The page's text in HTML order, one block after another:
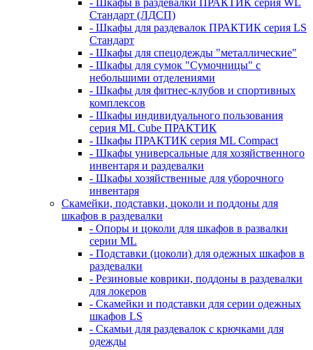
- Шкафы в раздевалки ПРАКТИК серия WL
Стандарт (ЛДСП)
- Шкафы для раздевалок ПРАКТИК серия LS
Стандарт
- Шкафы для спецодежды "металлические"
- Шкафы для сумок "Сумочницы" с
небольшими отделениями
- Шкафы для фитнес-клубов и спортивных
комплексов
- Шкафы индивидуального пользования
серия ML Cube ПРАКТИК
- Шкафы ПРАКТИК серия ML Compact
- Шкафы универсальные для хозяйственного
инвентаря и раздевалки
- Шкафы хозяйственные для уборочного
инвентаря
Скамейки, подставки, цоколи и поддоны для
шкафов в раздевалки
- Опоры и цоколи для шкафов в развалки
серии ML
- Подставки (цоколи) для одежных шкафов в
раздевалки
- Резиновые коврики, поддоны в раздевалки
для локеров
- Скамейки и подставки для серии одежных
шкафов LS
- Скамьи для раздевалок с крючками для
одежды